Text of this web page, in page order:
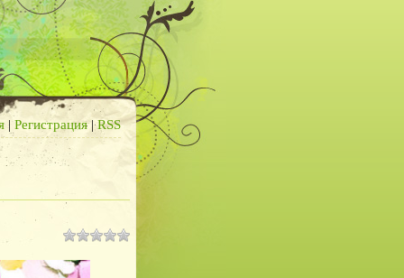
| Регистрация|RSS